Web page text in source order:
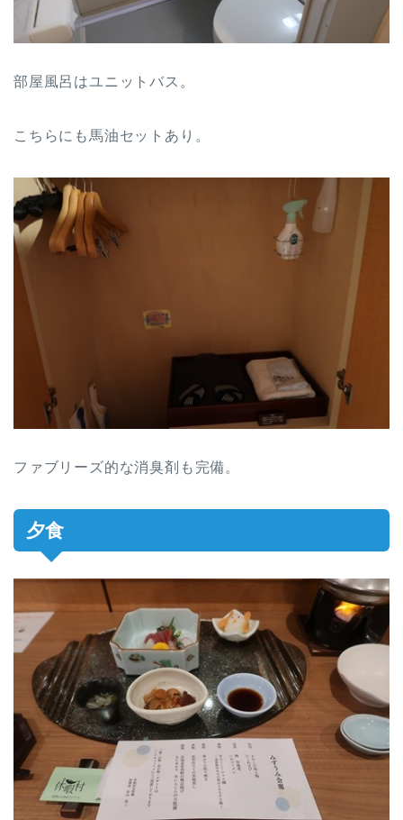
部屋風呂はユニットバス。
こちらにも馬油セットあり。
ファブリーズ的な消臭剤も完備。
夕食